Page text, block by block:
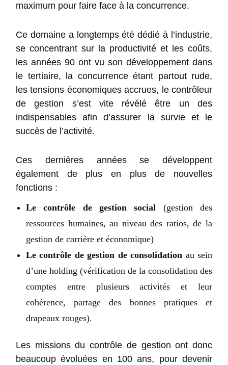
maximum pour faire face à la concurrence.
Ce domaine a longtemps été dédié à l’industrie,
se concentrant sur la productivité et les coûts,
les années 90 ont vu son développement dans
le tertiaire, la concurrence étant partout rude,
les tensions économiques accrues, le contrôleur
de gestion s’est vite révélé être un des
indispensables afin d’assurer la survie et le
succès de l’activité.
Ces dernières années se développent
également de plus en plus de nouvelles
fonctions :
Le contrôle de gestion social (gestion des
ressources humaines, au niveau des ratios, de la
gestion de carrière et économique)
Le contrôle de gestion de consolidation au sein
d’une holding (vérification de la consolidation des
comptes entre plusieurs activités et leur
cohérence, partage des bonnes pratiques et
drapeaux rouges).
Les missions du contrôle de gestion ont donc
beaucoup évoluées en 100 ans, pour devenir